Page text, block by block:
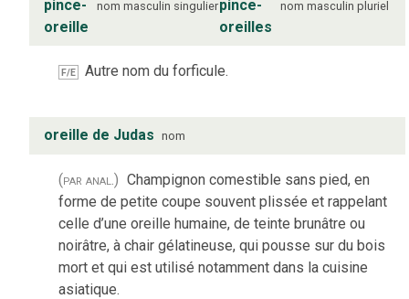
pince-
oreille
nom masculin singulierpince-
oreilles
nom masculin pluriel
F/E Autre nom du forficule.
oreille de Judas nom
(par anal.) Champignon comestible sans pied, en
forme de petite coupe souvent plissée et rappelant
celle d’une oreille humaine, de teinte brunâtre ou
noirâtre, à chair gélatineuse, qui pousse sur du bois
mort et qui est utilisé notamment dans la cuisine
asiatique.